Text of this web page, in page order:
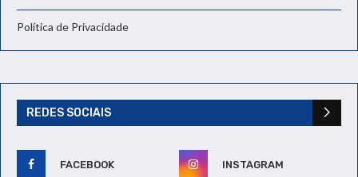
Política de Privacidade
REDES SOCIAIS
FACEBOOK INSTAGRAM